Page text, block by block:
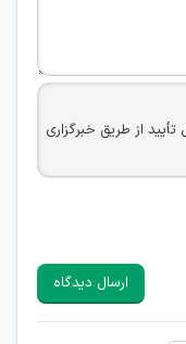
تأیید از طریق خبرگزاری
قصد مأیوس کردن
(مسئول و غیر مسئول)
ارسال دیدگاه